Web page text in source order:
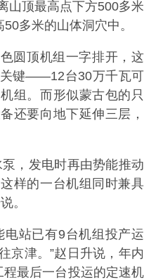
山顶最高点下方500多米
多米的山体洞穴中。
圆顶机组一字排开，这
键——12台30万千瓦可
组。而形似蒙古包的只
还要向地下延伸三层，
，发电时再由势能推动
样的一台机组同时兼具
。
电站已有9台机组投产运
京津。”赵日升说，年内
最后一台投运的定速机